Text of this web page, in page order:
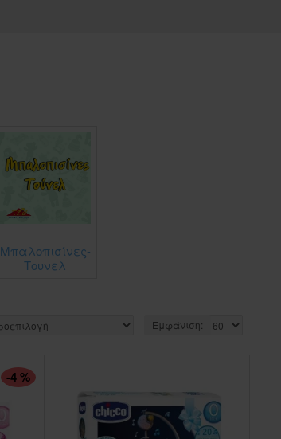
Μπαλοπισίνες-
Τουνελ
Εμφάνιση:
-4 %